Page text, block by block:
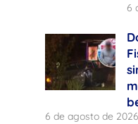
6
6 de agosto de 2026